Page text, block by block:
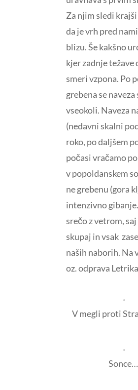
Za njim sledi
da je vrh pred
blizu. Še kakšno
kjer zadnje težave
smeri vzpona. Po
grebena se
vseokoli. Naveza
(nedavni skalni
roko, po daljšem
počasi vračamo
v popoldanskem
ne grebenu (gora
intenzivno
srečo z vetrom,
skupaj in vsak
naših naborih. Na
oz. odprava
V megli proti